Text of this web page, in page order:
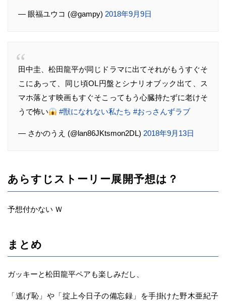
— 眼福ユウコ (@gampy) 2018年9月9日
田中圭、松田龍平が同じドラマに出てそれがもうすぐそ
こにあって、同じ頃OL円盤とシナリオブック出て、ス
マホ落とす映画もすぐそこってもう心臓持たずに老けそ
うで怖い
#獣になれない私たち #おっさんずラブ
— さかのうえ (@lan86JKtsmon2DL) 2018年9月13日
あらすじストーリー展開予想は？
予想付かない Ｗ
まとめ
ガッキーと松田龍平ペアも楽しみだし、
「逃げ恥」や「掟上今日子の備忘録」を手掛けた野木亜紀子